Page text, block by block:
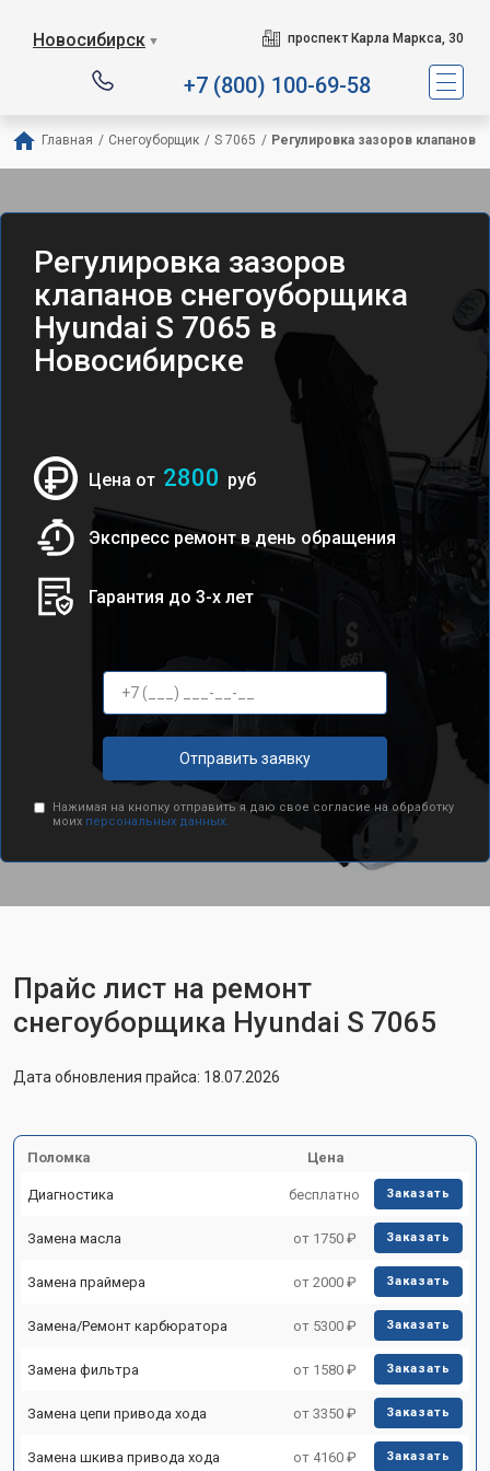
Новосибирск ▼ проспект Карла Маркса, 30
+7 (800) 100-69-58
Главная / Снегоуборщик / S 7065 / Регулировка зазоров клапанов
Регулировка зазоров
клапанов снегоуборщика
Hyundai S 7065 в
Новосибирске
Цена от 2800 руб
Экспресс ремонт в день обращения
Гарантия до 3-х лет
Отправить заявку
Нажимая на кнопку отправить я даю свое согласие на обработку
моих персональных данных.
Прайс лист на ремонт
снегоуборщика Hyundai S 7065
Дата обновления прайса: 18.07.2026
Поломка Цена
Диагностика бесплатно Заказать
Замена масла от 1750 ₽ Заказать
Замена праймера от 2000 ₽ Заказать
Замена/Pемонт карбюратора от 5300 ₽ Заказать
Замена фильтра от 1580 ₽ Заказать
Замена цепи привода хода от 3350 ₽ Заказать
Замена шкива привода хода от 4160 ₽ Заказать